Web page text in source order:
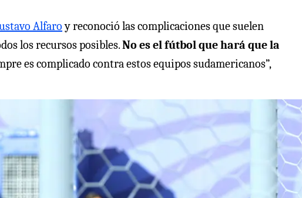
Alfaroy reconoció las complicaciones que suelen
los recursos posibles.No es el fútbol que hará que la
es complicado contra estos equipos sudamericanos”,